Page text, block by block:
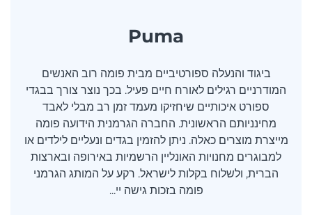
Puma
ביגוד והנעלה ספורטיביים מבית פומה רוב האנשים
המודרניים רגילים לאורח חיים פעיל. בכך נוצר צורך בבגדי
ספורט איכותיים שיחזיקו מעמד זמן רב מבלי לאבד
מחינניותם הראשונית. החברה הגרמנית הידועה פומה
מייצרת מוצרים כאלה. ניתן להזמין בגדים ונעליים לילדים או
למבוגרים מחנויות האונליין הרשמיות באירופה ובארצות
הברית, ולשלוח בקלות לישראל. רקע על המותג הגרמני
פומה בזכות גישה יי...